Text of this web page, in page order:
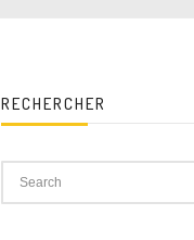
RECHERCHER